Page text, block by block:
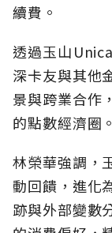
續費。
透過玉山
深卡友與其他
景與跨業合作
的點數經濟圈。
林榮華強調，
動回饋，進化
跡與外部變數